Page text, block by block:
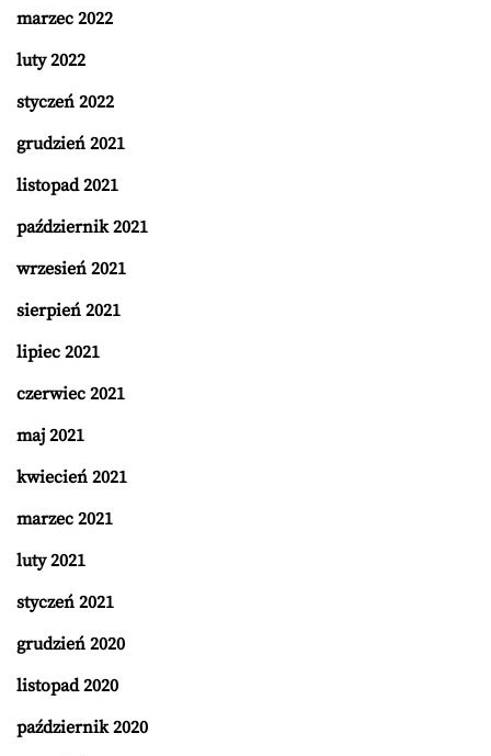
marzec 2022
luty 2022
styczeń 2022
grudzień 2021
listopad 2021
październik 2021
wrzesień 2021
sierpień 2021
lipiec 2021
czerwiec 2021
maj 2021
kwiecień 2021
marzec 2021
luty 2021
styczeń 2021
grudzień 2020
listopad 2020
październik 2020